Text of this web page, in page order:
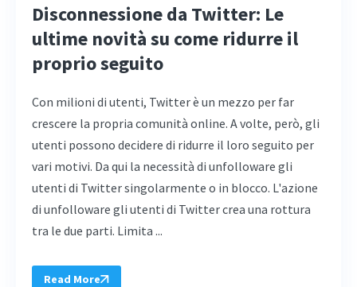
Disconnessione da Twitter: Le
ultime novità su come ridurre il
proprio seguito
Con milioni di utenti, Twitter è un mezzo per far
crescere la propria comunità online. A volte, però, gli
utenti possono decidere di ridurre il loro seguito per
vari motivi. Da qui la necessità di unfolloware gli
utenti di Twitter singolarmente o in blocco. L'azione
di unfolloware gli utenti di Twitter crea una rottura
tra le due parti. Limita ...
Read More